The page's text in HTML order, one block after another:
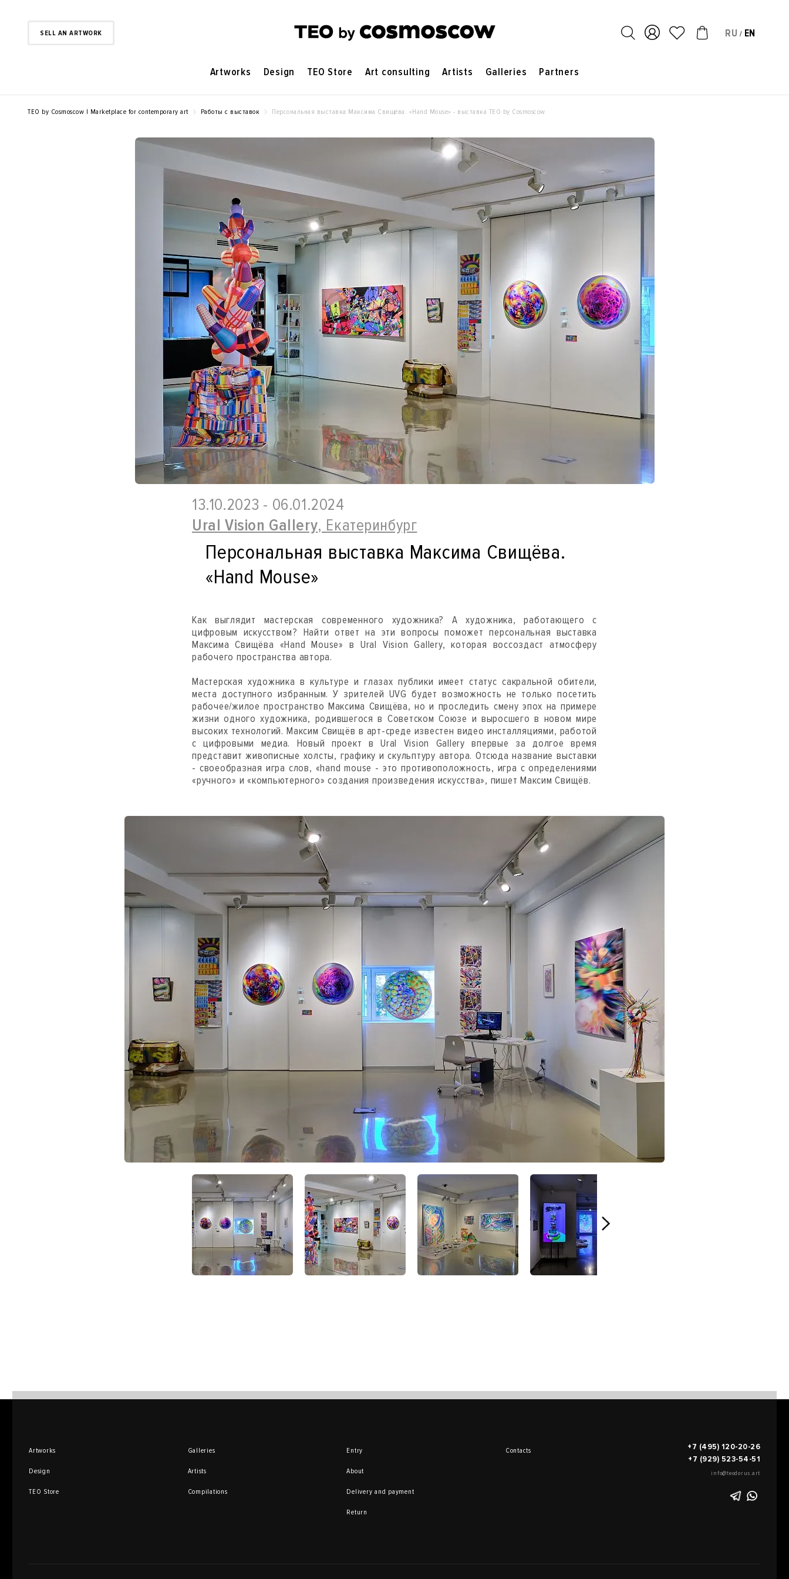
SELL AN ARTWORK RU / EN
Artworks Design TEO Store Art consulting Artists Galleries Partners
TEO by Cosmoscow | Marketplace for contemporary art Работы с выставок Персональная выставка Максима Свищёва. «Hand Mouse» - выставка ТЕO by Cosmoscow
13.10.2023 - 06.01.2024
Ural Vision Gallery, Екатеринбург
Персональная выставка Максима Свищёва.
«Hand Mouse»
Как выглядит мастерская современного художника? А художника, работающего с
цифровым искусством? Найти ответ на эти вопросы поможет персональная выставка
Максима Свищёва «Hand Mouse» в Ural Vision Gallery, которая воссоздаст атмосферу
рабочего пространства автора.
Мастерская художника в культуре и глазах публики имеет статус сакральной обители,
места доступного избранным. У зрителей UVG будет возможность не только посетить
рабочее/жилое пространство Максима Свищёва, но и проследить смену эпох на примере
жизни одного художника, родившегося в Советском Союзе и выросшего в новом мире
высоких технологий. Максим Свищёв в арт-среде известен видео инсталляциями, работой
с цифровыми медиа. Новый проект в Ural Vision Gallery впервые за долгое время
представит живописные холсты, графику и скульптуру автора. Отсюда название выставки
- своеобразная игра слов, «hand mouse - это противоположность, игра с определениями
«ручного» и «компьютерного» создания произведения искусства», пишет Максим Свищёв.
Artworks
Design
TEO Store
Galleries
Artists
Compilations
Entry
About
Delivery and payment
Return
Contacts
+7 (495) 120-20-26
+7 (929) 523-54-51
info@teodorus.art